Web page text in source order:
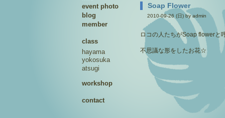
Soap Flower
2010-09-26 (日) by admin
ロコの人たちがSoap flowerと
不思議な形をしたお花☆
event photo
blog
member
class
hayama
yokosuka
atsugi
workshop
contact